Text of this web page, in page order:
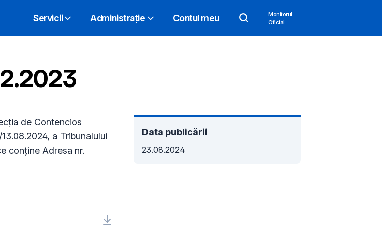
Servicii Administrație Contul meu
Monitorul
Oficial
de Contencios
a Tribunalului
conține Adresa nr.
Data publicării
23.08.2024